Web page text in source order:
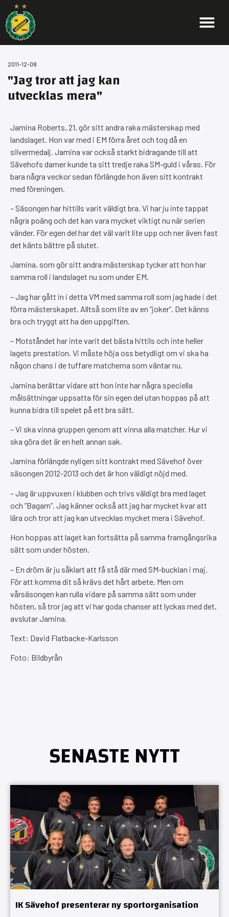
2011-12-08
"Jag tror att jag kan
utvecklas mera"
Jamina Roberts, 21, gör sitt andra raka mästerskap med
landslaget. Hon var med i EM förra året och tog då en
silvermedalj. Jamina var också starkt bidragande till att
Sävehofs damer kunde ta sitt tredje raka SM-guld i våras. För
bara några veckor sedan förlängde hon även sitt kontrakt
med föreningen.
– Säsongen har hittills varit väldigt bra. Vi har ju inte tappat
några poäng och det kan vara mycket viktigt nu när serien
vänder. För egen del har det väl varit lite upp och ner även fast
det känts bättre på slutet.
Jamina, som gör sitt andra mästerskap tycker att hon har
samma roll i landslaget nu som under EM.
– Jag har gått in i detta VM med samma roll som jag hade i det
förra mästerskapet. Alltså som lite av en ”joker”. Det känns
bra och tryggt att ha den uppgiften.
– Motståndet har inte varit det bästa hittils och inte heller
lagets prestation. Vi måste höja oss betydligt om vi ska ha
någon chans i de tuffare matcherna som väntar nu.
Jamina berättar vidare att hon inte har några speciella
målsättningar uppsatta för sin egen del utan hoppas på att
kunna bidra till spelet på ett bra sätt.
– Vi ska vinna gruppen genom att vinna alla matcher. Hur vi
ska göra det är en helt annan sak.
Jamina förlängde nyligen sitt kontrakt med Sävehof över
säsongen 2012-2013 och det är hon väldigt nöjd med.
– Jag är uppvuxen i klubben och trivs väldigt bra med laget
och ”Bagarn”. Jag känner också att jag har mycket kvar att
lära och tror att jag kan utvecklas mycket mera i Sävehof.
Hon hoppas att laget kan fortsätta på samma framgångsrika
sätt som under hösten.
– En dröm är ju såklart att få stå där med SM-bucklan i maj.
För att komma dit så krävs det hårt arbete. Men om
vårsäsongen kan rulla vidare på samma sätt som under
hösten, så tror jag att vi har goda chanser att lyckas med det,
avslutar Jamina.
Text: David Flatbacke-Karlsson
Foto: Bildbyrån
SENASTE NYTT
IK Sävehof presenterar ny sportorganisation